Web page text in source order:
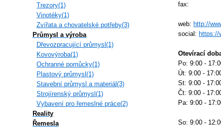
Trezory(1)
Vinotéky(1)
Zvířata a chovatelské potřeby(3)
Průmysl a výroba
Dřevozpracující průmysl(1)
Kovovýroba(1)
Ochranné pomůcky(1)
Plastový průmysl(1)
Stavební průmysl a materiál(3)
Strojírenský průmysl(1)
Vybavení pro řemeslné práce(2)
Reality
Řemesla
fax:
web: http://
social: https://
Otevírací
Po: 9:00 -
Út: 9:00 -
St: 9:00 -
Čt: 9:00 -
Pa: 9:00 -
So: 9:00 -